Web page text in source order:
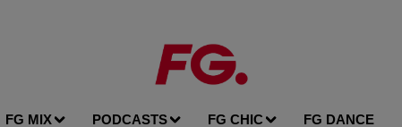
FG MIX PODCASTS FG CHIC FG DANCE